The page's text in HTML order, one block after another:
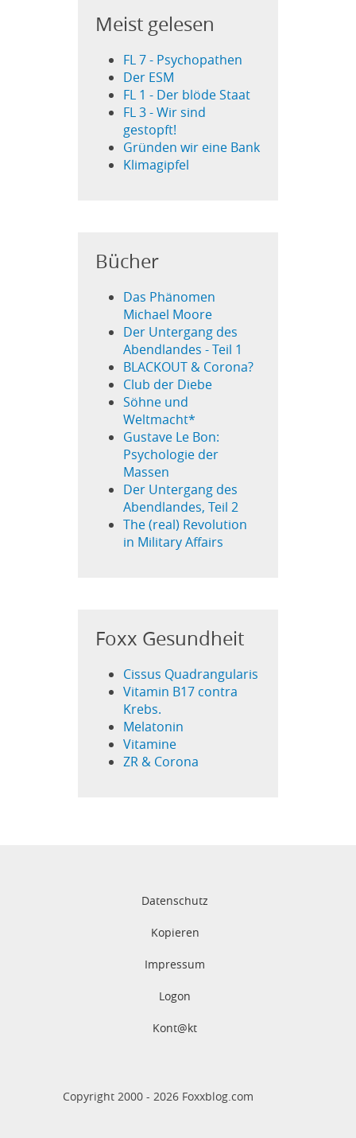
Meist gelesen
FL 7 - Psychopathen
Der ESM
FL 1 - Der blöde Staat
FL 3 - Wir sind
gestopft!
Gründen wir eine Bank
Klimagipfel
Bücher
Das Phänomen
Michael Moore
Der Untergang des
Abendlandes - Teil 1
BLACKOUT & Corona?
Club der Diebe
Söhne und
Weltmacht*
Gustave Le Bon:
Psychologie der
Massen
Der Untergang des
Abendlandes, Teil 2
The (real) Revolution
in Military Affairs
Foxx Gesundheit
Cissus Quadrangularis
Vitamin B17 contra
Krebs.
Melatonin
Vitamine
ZR & Corona
Datenschutz
Kopieren
Impressum
Logon
Kont@kt
Copyright 2000 - 2026 Foxxblog.com